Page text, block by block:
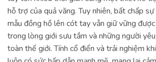
hỗ trợ của quả văng. Tuy nhiên, bất chấp
mẫu đồng hồ lên cót tay vẫn giữ vững
trong lòng giới sưu tầm và những người
toàn thế giới. Tính cổ điển và trải nghiệm